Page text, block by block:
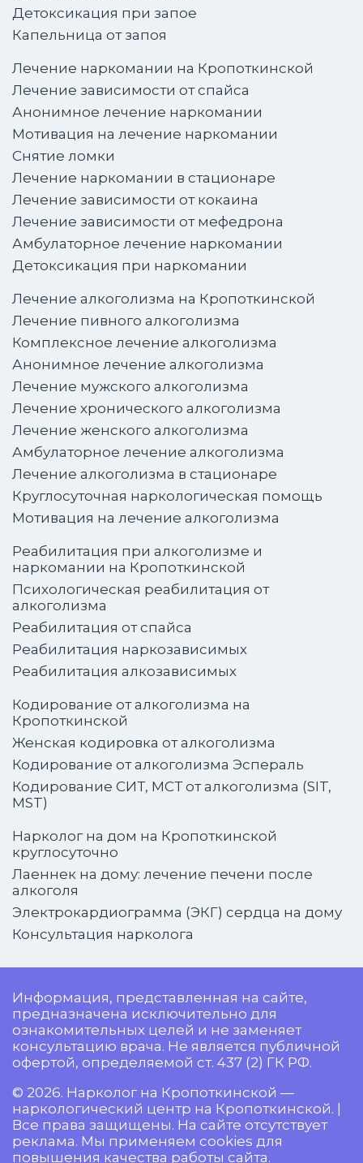
Детоксикация при запое
Капельница от запоя
Лечение наркомании на Кропоткинской
Лечение зависимости от спайса
Анонимное лечение наркомании
Мотивация на лечение наркомании
Снятие ломки
Лечение наркомании в стационаре
Лечение зависимости от кокаина
Лечение зависимости от мефедрона
Амбулаторное лечение наркомании
Детоксикация при наркомании
Лечение алкоголизма на Кропоткинской
Лечение пивного алкоголизма
Комплексное лечение алкоголизма
Анонимное лечение алкоголизма
Лечение мужского алкоголизма
Лечение хронического алкоголизма
Лечение женского алкоголизма
Амбулаторное лечение алкоголизма
Лечение алкоголизма в стационаре
Круглосуточная наркологическая помощь
Мотивация на лечение алкоголизма
Реабилитация при алкоголизме и
наркомании на Кропоткинской
Психологическая реабилитация от
алкоголизма
Реабилитация от спайса
Реабилитация наркозависимых
Реабилитация алкозависимых
Кодирование от алкоголизма на
Кропоткинской
Женская кодировка от алкоголизма
Кодирование от алкоголизма Эспераль
Кодирование СИТ, МСТ от алкоголизма (SIT,
MST)
Нарколог на дом на Кропоткинской
круглосуточно
Лаеннек на дому: лечение печени после
алкоголя
Электрокардиограмма (ЭКГ) сердца на дому
Консультация нарколога
Информация, представленная на сайте,
предназначена исключительно для
ознакомительных целей и не заменяет
консультацию врача. Не является публичной
офертой, определяемой ст. 437 (2) ГК РФ.
© 2026. Нарколог на Кропоткинской —
наркологический центр на Кропоткинской. |
Все права защищены. На сайте отсутствует
реклама. Мы применяем cookies для
повышения качества работы сайта.